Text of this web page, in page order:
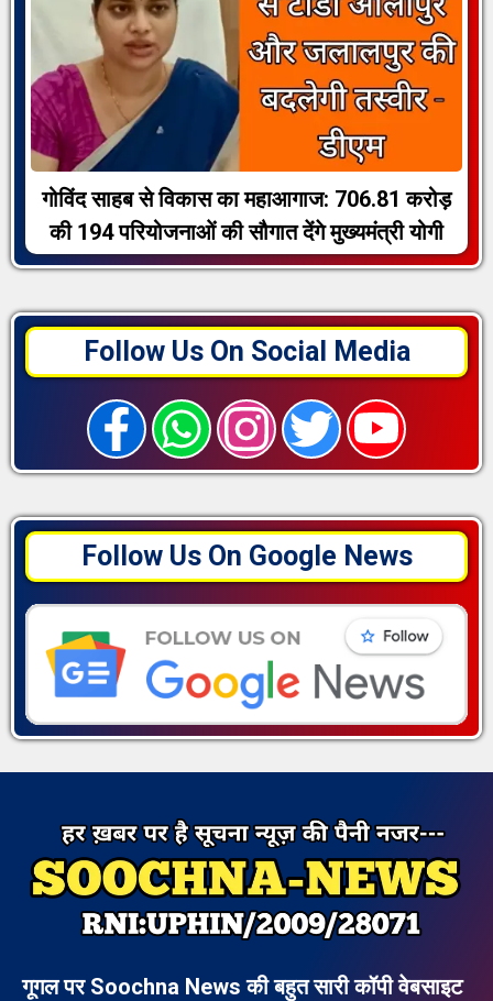
गोविंद साहब से विकास का महाआगाज: 706.81 करोड़
की 194 परियोजनाओं की सौगात देंगे मुख्यमंत्री योगी
Follow Us On Social Media
Follow Us On Google News
गूगल पर Soochna News की बहुत सारी कॉपी वेबसाइट